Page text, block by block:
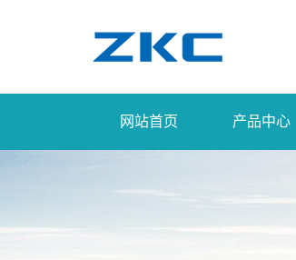
网站首页 产品中心